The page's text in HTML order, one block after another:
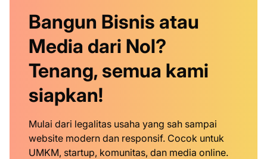
Bangun Bisnis atau
Media dari Nol?
Tenang, semua kami
siapkan!
Mulai dari legalitas usaha yang sah sampai
website modern dan responsif. Cocok untuk
UMKM, startup, komunitas, dan media online.